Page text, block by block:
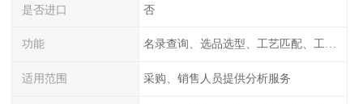
是否进口 否
功能 名录查询、选品选型、工艺匹配、工厂排名、价格统计、市场分析
适用范围 采购、销售人员提供分析服务